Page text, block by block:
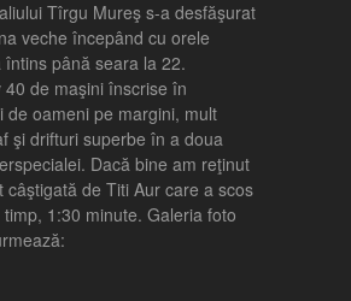
Tîrgu Mureş s-a desfăşurat
veche începând cu orele
întins până seara la 22.
40 de maşini înscrise în
de oameni pe margini, mult
şi drifturi superbe în a doua
Dacă bine am reţinut
câştigată de Titi Aur care a scos
1:30 minute. Galeria foto